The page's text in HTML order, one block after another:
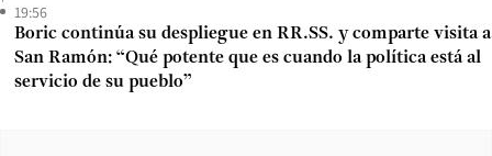
19:56
Boric continúa su despliegue en RR.SS. y comparte visita a
San Ramón: “Qué potente que es cuando la política está al
servicio de su pueblo”